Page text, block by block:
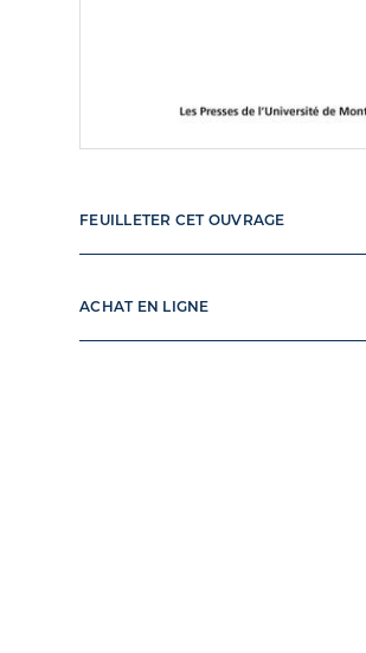
FEUILLETER CET OUVRAGE
ACHAT EN LIGNE